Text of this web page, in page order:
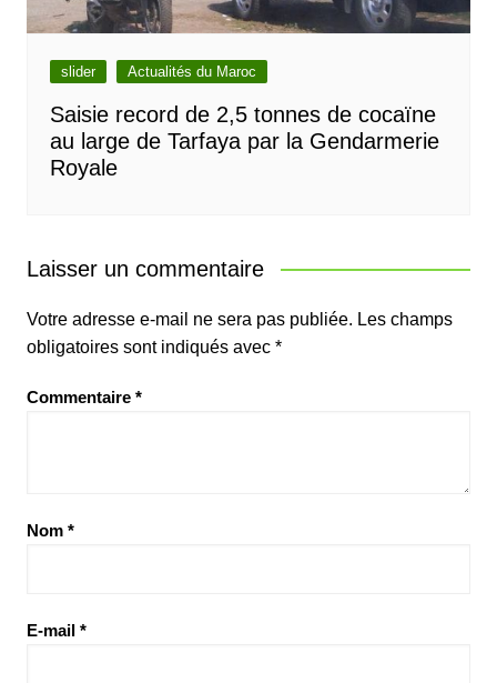
slider Actualités du Maroc
Saisie record de 2,5 tonnes de cocaïne
au large de Tarfaya par la Gendarmerie
Royale
Laisser un commentaire
Votre adresse e-mail ne sera pas publiée. Les champs
obligatoires sont indiqués avec *
Commentaire *
Nom *
E-mail *